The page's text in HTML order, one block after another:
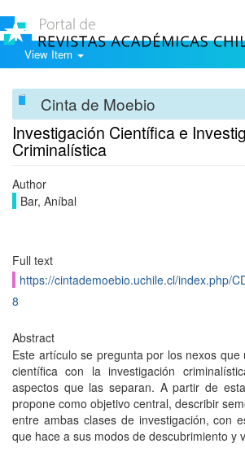
View Item
Cinta de Moebio
Investigación Científica e
Criminalística
Author
Bar, Aníbal
Full text
https://cintademoebio.uchile.cl/index.php/
8
Abstract
Este artículo se pregunta por los nexos que
científica con la investigación
aspectos que las separan. A partir de
propone como objetivo central, describir
entre ambas clases de investigación, con
que hace a sus modos de descubrimiento y